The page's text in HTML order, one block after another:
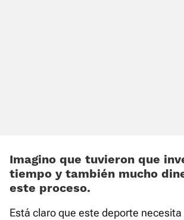
Imagino que tuvieron que
tiempo y también mucho
este proceso.
Está claro que este deporte